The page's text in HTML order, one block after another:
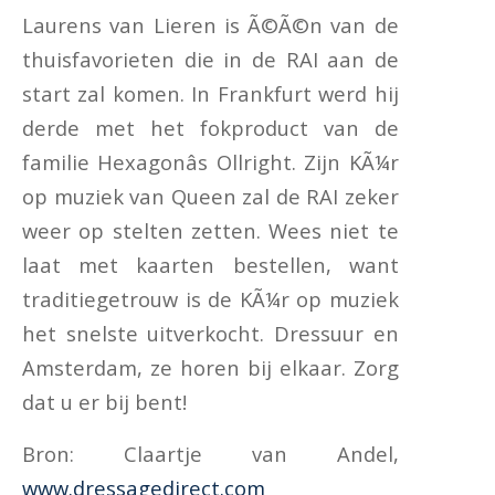
Laurens van Lieren is Ã©Ã©n van de
thuisfavorieten die in de RAI aan de
start zal komen. In Frankfurt werd hij
derde met het fokproduct van de
familie Hexagonâs Ollright. Zijn KÃ¼r
op muziek van Queen zal de RAI zeker
weer op stelten zetten. Wees niet te
laat met kaarten bestellen, want
traditiegetrouw is de KÃ¼r op muziek
het snelste uitverkocht. Dressuur en
Amsterdam, ze horen bij elkaar. Zorg
dat u er bij bent!
Bron: Claartje van Andel,
www.dressagedirect.com